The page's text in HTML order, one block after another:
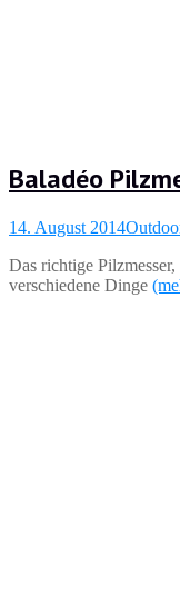
Baladéo
14. August 2014
Das richtige
verschiedene Dinge